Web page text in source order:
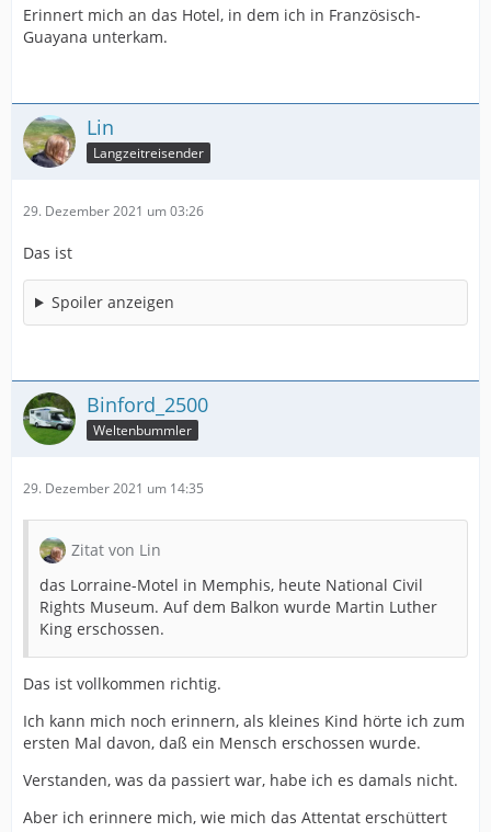
Erinnert mich an das Hotel, in dem ich in Französisch-
Guayana unterkam.
Lin
Langzeitreisender
29. Dezember 2021 um 03:26
Das ist
Spoiler anzeigen
Binford_2500
Weltenbummler
29. Dezember 2021 um 14:35
Zitat von Lin
das Lorraine-Motel in Memphis, heute National Civil
Rights Museum. Auf dem Balkon wurde Martin Luther
King erschossen.
Das ist vollkommen richtig.
Ich kann mich noch erinnern, als kleines Kind hörte ich zum
ersten Mal davon, daß ein Mensch erschossen wurde.
Verstanden, was da passiert war, habe ich es damals nicht.
Aber ich erinnere mich, wie mich das Attentat erschüttert